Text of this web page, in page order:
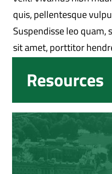
quis, pellentesque
Suspendisse leo
sit amet, porttitor
Resources